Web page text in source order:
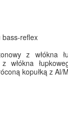
bass-reflex
z włókna
włókna
kopułką z Al/